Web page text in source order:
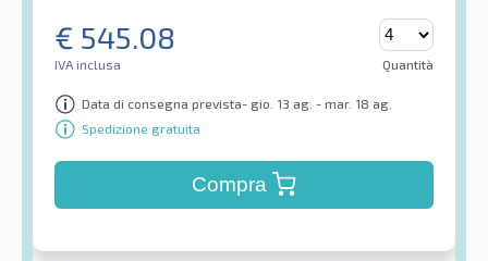
€ 545.08
IVA inclusa Quantità
Data di consegna prevista- gio. 13 ag. - mar. 18 ag.
Spedizione gratuita
Compra